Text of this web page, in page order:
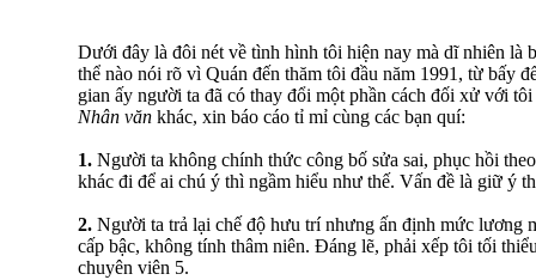
Dưới đây là đôi nét về tình hình tôi hiện nay mà dĩ nhiên là
thể nào nói rõ vì Quán đến thăm tôi đầu năm 1991, từ bấy
gian ấy người ta đã có thay đổi một phần cách đối xử với
Nhân văn khác, xin báo cáo tỉ mỉ cùng các bạn quí:
1. Người ta không chính thức công bố sửa sai, phục hồi
khác đi để ai chú ý thì ngầm hiểu như thế. Vấn đề là giữ ý
2. Người ta trả lại chế độ hưu trí nhưng ấn định mức lương
cấp bậc, không tính thâm niên. Đáng lẽ, phải xếp tôi tối
chuyên viên 5.